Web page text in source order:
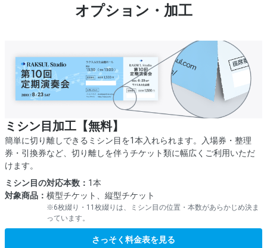
オプション・加工
ミシン目加工【無料】
簡単に切り離しできるミシン目を1本入れられます。入場券・整理
券・引換券など、切り離しを伴うチケット類に幅広くご利用いただ
けます。
ミシン目の対応本数： 1本
対象商品： 横型チケット、縦型チケット
※6枚綴り・11枚綴りは、ミシン目の位置・本数があらかじめ決ま
っています。
さっそく料金表を見る